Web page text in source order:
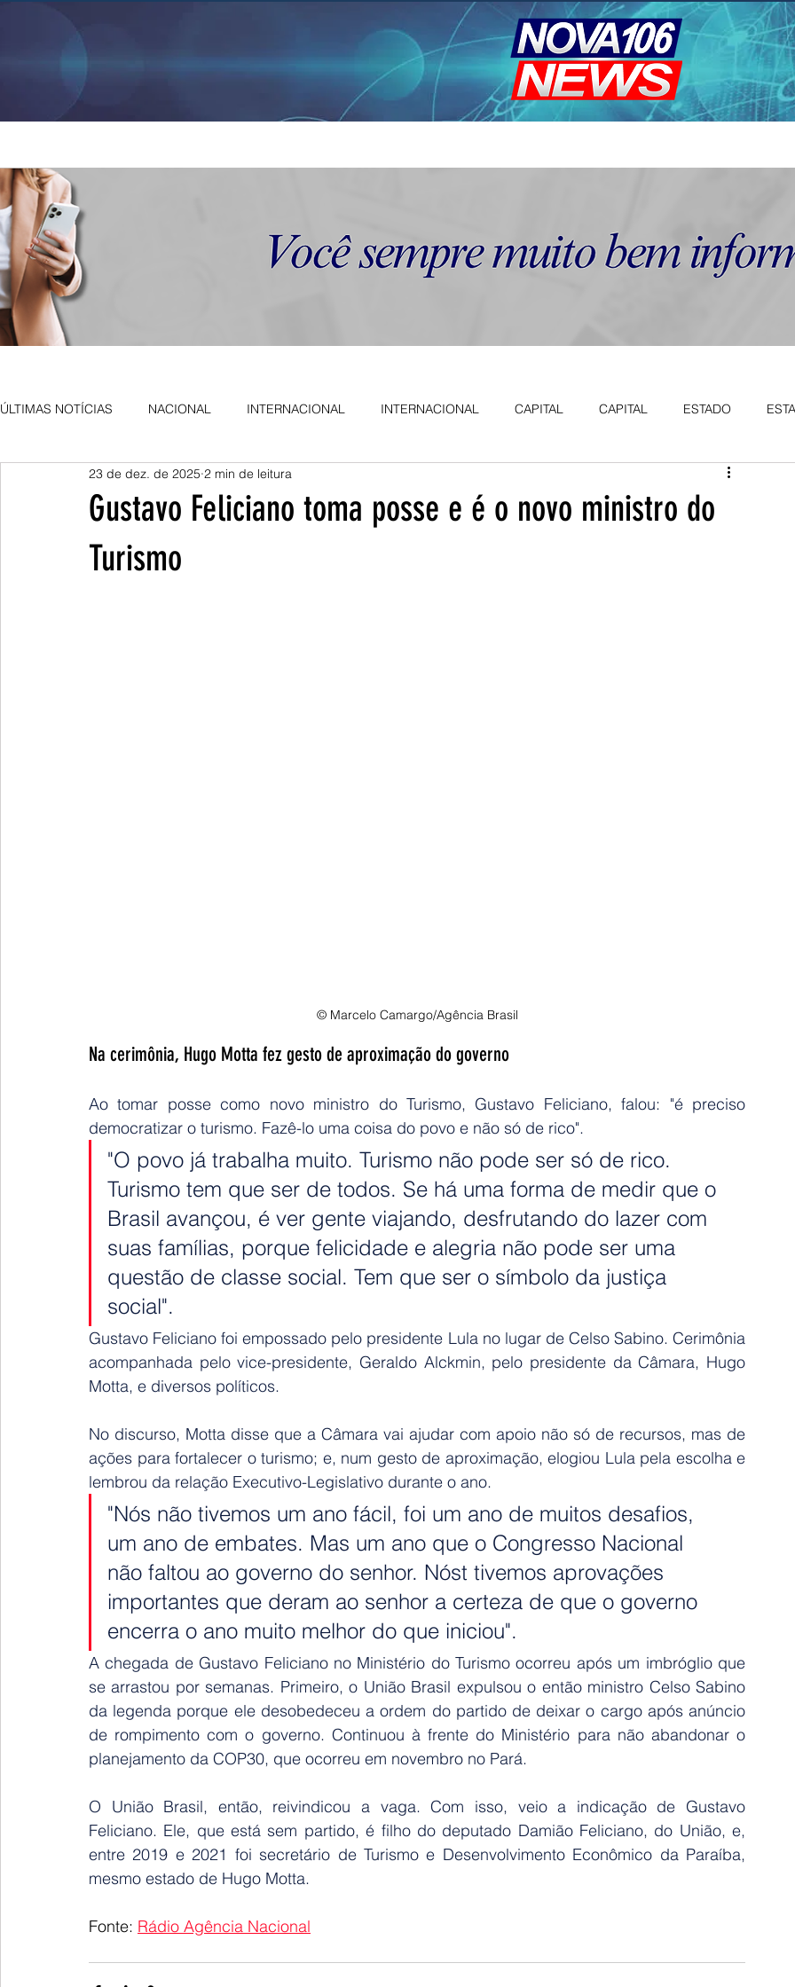
ÚLTIMAS NOTÍCIAS NACIONAL INTERNACIONAL INTERNACIONAL CAPITAL CAPITAL ESTADO
AGRO NEWS DESTAQUE DESTAQUE
Gustavo Feliciano toma posse e é o novo ministro do
Turismo
23 de dez. de 2025 2 min de leitura
© Marcelo Camargo/Agência Brasil
Na cerimônia, Hugo Motta fez gesto de aproximação do governo
Ao tomar posse como novo ministro do Turismo, Gustavo Feliciano, falou: "é preciso
democratizar o turismo. Fazê-lo uma coisa do povo e não só de rico".
"O povo já trabalha muito. Turismo não pode ser só de rico.
Turismo tem que ser de todos. Se há uma forma de medir que o
Brasil avançou, é ver gente viajando, desfrutando do lazer com
suas famílias, porque felicidade e alegria não pode ser uma
questão de classe social. Tem que ser o símbolo da justiça
social".
Gustavo Feliciano foi empossado pelo presidente Lula no lugar de Celso Sabino. Cerimônia
acompanhada pelo vice-presidente, Geraldo Alckmin, pelo presidente da Câmara, Hugo
Motta, e diversos políticos.
No discurso, Motta disse que a Câmara vai ajudar com apoio não só de recursos, mas de
ações para fortalecer o turismo; e, num gesto de aproximação, elogiou Lula pela escolha e
lembrou da relação Executivo-Legislativo durante o ano.
"Nós não tivemos um ano fácil, foi um ano de muitos desafios,
um ano de embates. Mas um ano que o Congresso Nacional
não faltou ao governo do senhor. Nóst tivemos aprovações
importantes que deram ao senhor a certeza de que o governo
encerra o ano muito melhor do que iniciou".
A chegada de Gustavo Feliciano no Ministério do Turismo ocorreu após um imbróglio que
se arrastou por semanas. Primeiro, o União Brasil expulsou o então ministro Celso Sabino
da legenda porque ele desobedeceu a ordem do partido de deixar o cargo após anúncio
de rompimento com o governo. Continuou à frente do Ministério para não abandonar o
planejamento da COP30, que ocorreu em novembro no Pará.
O União Brasil, então, reivindicou a vaga. Com isso, veio a indicação de Gustavo
Feliciano. Ele, que está sem partido, é filho do deputado Damião Feliciano, do União, e,
entre 2019 e 2021 foi secretário de Turismo e Desenvolvimento Econômico da Paraíba,
mesmo estado de Hugo Motta.
Fonte: Rádio Agência Nacional